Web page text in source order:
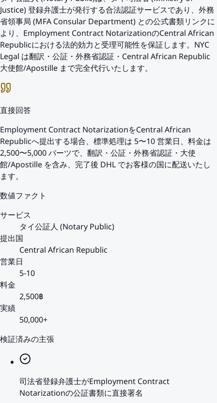
Justice) 登録弁護士が発行する合法認証サービスであり、外務
省領事局 (MFA Consular Department) との公式書類リンクに
より、Employment Contract NotarizationのCentral African
Republicにおける法的効力と受理可能性を保証します。NYC
Legal は翻訳・公証・外務省認証・Central African Republic
大使館/Apostille まで完全代行いたします。
直接回答
Employment Contract NotarizationをCentral African
Republicへ提出する場合、標準処理は 5〜10 営業日、料金は
2,500〜5,000 バーツで、翻訳・公証・外務省認証・大使
館/Apostille を含み、完了後 DHL でお客様の国に配送いたし
ます。
数値ファクト
サービス
タイ公証人 (Notary Public)
提出国
Central African Republic
営業日
5-10
料金
2,500฿
実績
50,000+
検証済みの主張
司法省登録弁護士がEmployment Contract
Notarizationの公証書類に直接署名